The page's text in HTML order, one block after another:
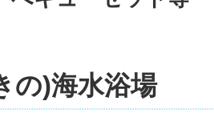
の)海水浴場